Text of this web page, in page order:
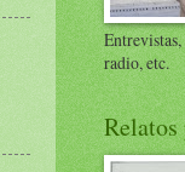
Entrevistas,
radio, etc.
Relatos